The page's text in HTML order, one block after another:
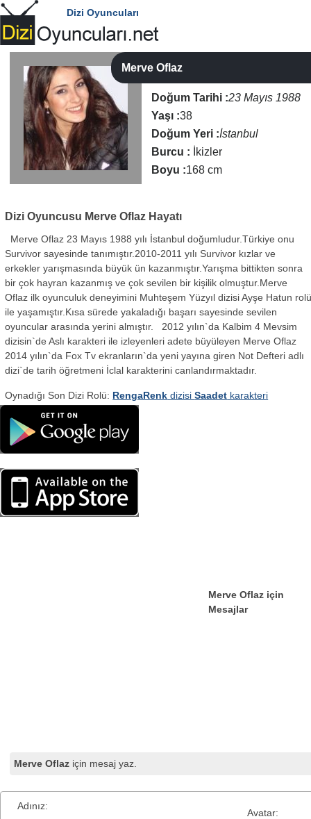
Dizi Oyuncuları
Merve Oflaz
Doğum Tarihi :23 Mayıs 1988
Yaşı :38
Doğum Yeri :İstanbul
Burcu : İkizler
Boyu :168 cm
Dizi Oyuncusu Merve Oflaz Hayatı
Merve Oflaz 23 Mayıs 1988 yılı İstanbul doğumludur.Türkiye onu
Survivor sayesinde tanımıştır.2010-2011 yılı Survivor kızlar ve
erkekler yarışmasında büyük ün kazanmıştır.Yarışma bittikten sonra
bir çok hayran kazanmış ve çok sevilen bir kişilik olmuştur.Merve
Oflaz ilk oyunculuk deneyimini Muhteşem Yüzyıl dizisi Ayşe Hatun
ile yaşamıştır.Kısa sürede yakaladığı başarı sayesinde sevilen
oyuncular arasında yerini almıştır. 2012 yılın`da Kalbim 4 Mevsim
dizisin`de Aslı karakteri ile izleyenleri adete büyüleyen Merve Oflaz
2014 yılın`da Fox Tv ekranların`da yeni yayına giren Not Defteri adlı
dizi`de tarih öğretmeni İclal karakterini canlandırmaktadır.
Oynadığı Son Dizi Rolü: RengaRenk dizisiSaadet karakteri
Merve Oflaz için
Mesajlar
Merve Oflaz için mesaj yaz.
Avatar:
Adınız: